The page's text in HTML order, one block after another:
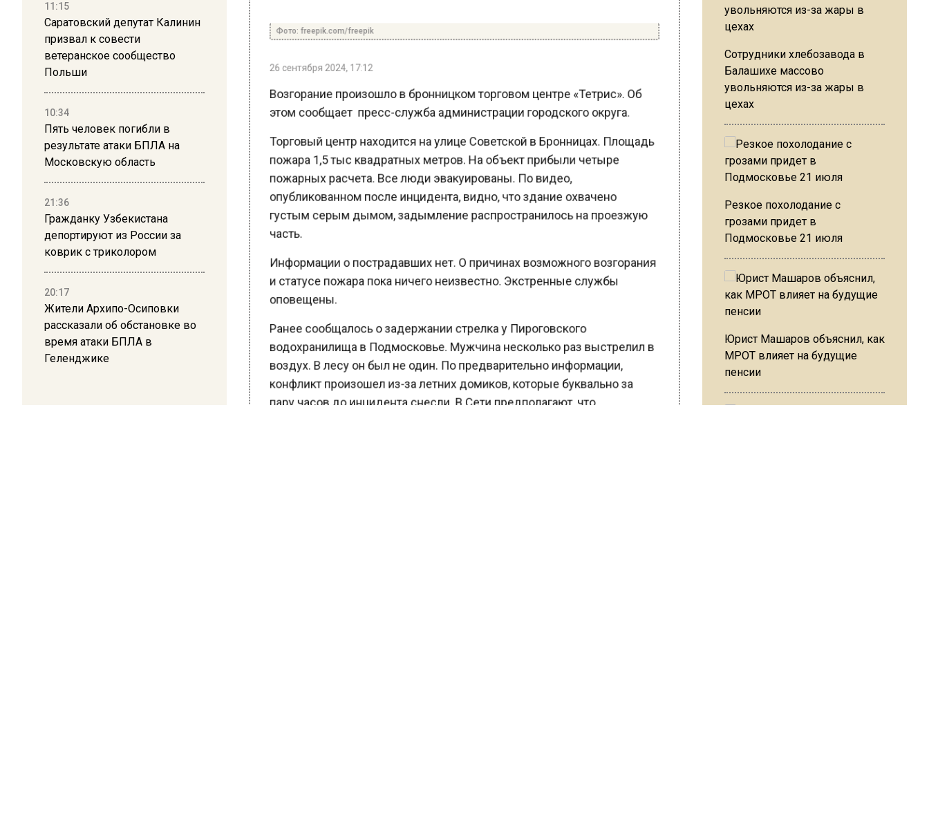
11:15
Саратовский депутат Калинин
призвал к совести
ветеранское сообщество
Польши
10:34
Пять человек погибли в
результате атаки БПЛА на
Московскую область
21:36
Гражданку Узбекистана
депортируют из России за
коврик с триколором
20:17
Жители Архипо-Осиповки
рассказали об обстановке во
время атаки БПЛА в
Геленджике
этом сообщает пресс-служба администрации городского округа.
пожара 1,5 тыс квадратных метров. На объект прибыли четыре
пожарных расчета. Все люди эвакуированы. По видео,
опубликованном после инцидента, видно, что здание охвачено
густым серым дымом, задымление распространилось на проезжую
часть.
Информации о пострадавших нет. О причинах возможного возгорания
и статусе пожара пока ничего неизвестно. Экстренные службы
оповещены.
Ранее сообщалось о задержании стрелка у Пироговского
водохранилища в Подмосковье. Мужчина несколько раз выстрелил в
воздух. В лесу он был не один. По предварительно информации,
конфликт произошел из-за летних домиков, которые буквально за
пару часов до инцидента снесли. В Сети предполагают, что
Сотрудники хлебозавода в
Балашихе массово
увольняются из-за жары в
цехах
Резкое похолодание с
грозами придет в
Подмосковье 21 июля
Юрист Машаров объяснил, как
МРОТ влияет на будущие
пенсии